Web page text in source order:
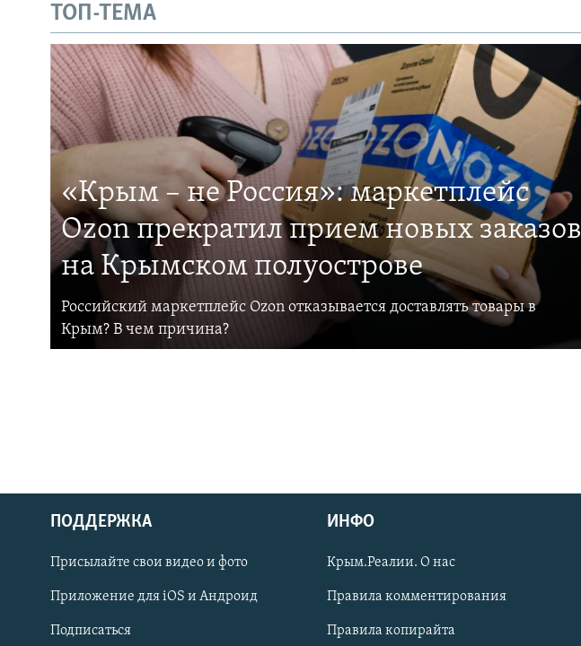
Українською
Qırımtatar
ПРИСОЕДИНЯЙТЕСЬ!
ТОП-ТЕМА
«Крым – не Россия»: маркетплейс
Ozon прекратил прием новых заказов
на Крымском полуострове
Российский маркетплейс Ozon отказывается доставлять товары в
Крым? В чем причина?
ПОДДЕРЖКА
Присылайте свои видео и фото
Приложение для iOS и Андроид
Подписаться
ИНФО
Крым.Реалии. О нас
Правила комментирования
Правила копирайта